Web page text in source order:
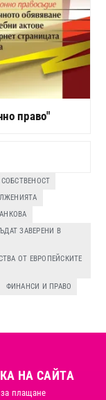
право"
ЗАВЕРЕНИ В
ОТ ЕВРОПЕЙСКИТЕ
ФИНАНСИ И ПРАВО
НА САЙТА
плащане